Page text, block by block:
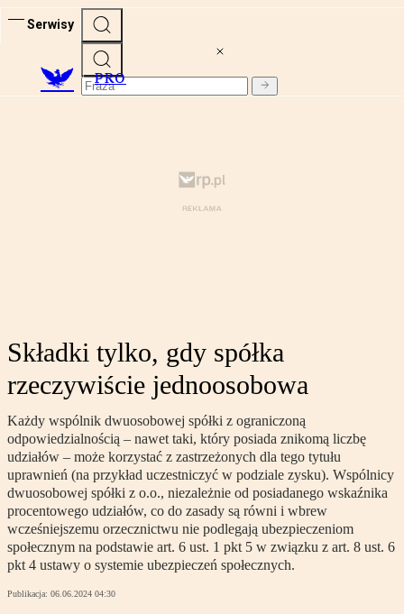
Serwisy
PRO
Składki tylko, gdy spółka
rzeczywiście jednoosobowa
Każdy wspólnik dwuosobowej spółki z ograniczoną
odpowiedzialnością – nawet taki, który posiada znikomą liczbę
udziałów – może korzystać z zastrzeżonych dla tego tytułu
uprawnień (na przykład uczestniczyć w podziale zysku). Wspólnicy
dwuosobowej spółki z o.o., niezależnie od posiadanego wskaźnika
procentowego udziałów, co do zasady są równi i wbrew
wcześniejszemu orzecznictwu nie podlegają ubezpieczeniom
społecznym na podstawie art. 6 ust. 1 pkt 5 w związku z art. 8 ust. 6
pkt 4 ustawy o systemie ubezpieczeń społecznych.
Publikacja: 06.06.2024 04:30